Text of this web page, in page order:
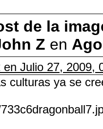
de la
Z en
Julio 27, 2009,
culturas ya se